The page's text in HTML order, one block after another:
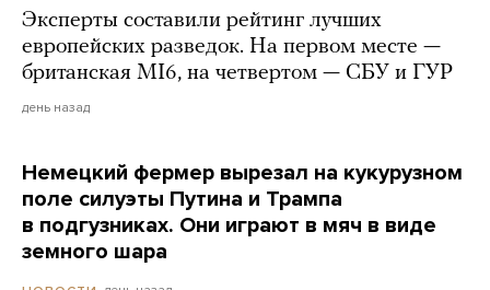
Эксперты составили рейтинг лучших
европейских разведок. На первом месте —
британская MI6, на четвертом — СБУ и ГУР
день назад
Немецкий фермер вырезал на кукурузном
поле силуэты Путина и Трампа
в подгузниках. Они играют в мяч в виде
земного шара